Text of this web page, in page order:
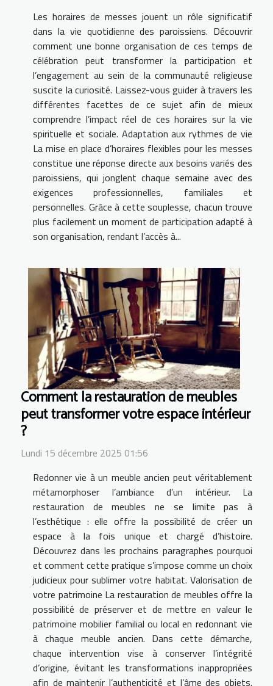
Les horaires de messes jouent un rôle significatif
dans la vie quotidienne des paroissiens. Découvrir
comment une bonne organisation de ces temps de
célébration peut transformer la participation et
l’engagement au sein de la communauté religieuse
suscite la curiosité. Laissez-vous guider à travers les
différentes facettes de ce sujet afin de mieux
comprendre l’impact réel de ces horaires sur la vie
spirituelle et sociale. Adaptation aux rythmes de vie
La mise en place d’horaires flexibles pour les messes
constitue une réponse directe aux besoins variés des
paroissiens, qui jonglent chaque semaine avec des
exigences professionnelles, familiales et
personnelles. Grâce à cette souplesse, chacun trouve
plus facilement un moment de participation adapté à
son organisation, rendant l’accès à...
Comment la restauration de meubles
peut transformer votre espace intérieur
?
Lundi 15 décembre 2025 01:56
Redonner vie à un meuble ancien peut véritablement
métamorphoser l’ambiance d’un intérieur. La
restauration de meubles ne se limite pas à
l’esthétique : elle offre la possibilité de créer un
espace à la fois unique et chargé d’histoire.
Découvrez dans les prochains paragraphes pourquoi
et comment cette pratique s’impose comme un choix
judicieux pour sublimer votre habitat. Valorisation de
votre patrimoine La restauration de meubles offre la
possibilité de préserver et de mettre en valeur le
patrimoine mobilier familial ou local en redonnant vie
à chaque meuble ancien. Dans cette démarche,
chaque intervention vise à conserver l’intégrité
d’origine, évitant les transformations inappropriées
afin de maintenir l’authenticité et l’âme des objets.